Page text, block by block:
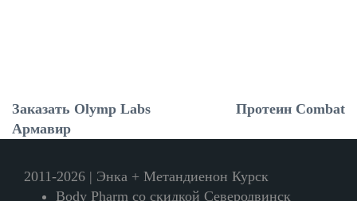
Заказать Olymp Labs
Армавир
Протеин Combat
2011-2026 | Энка + Метандиенон Курск
Body Pharm со скидкой Северодвинск